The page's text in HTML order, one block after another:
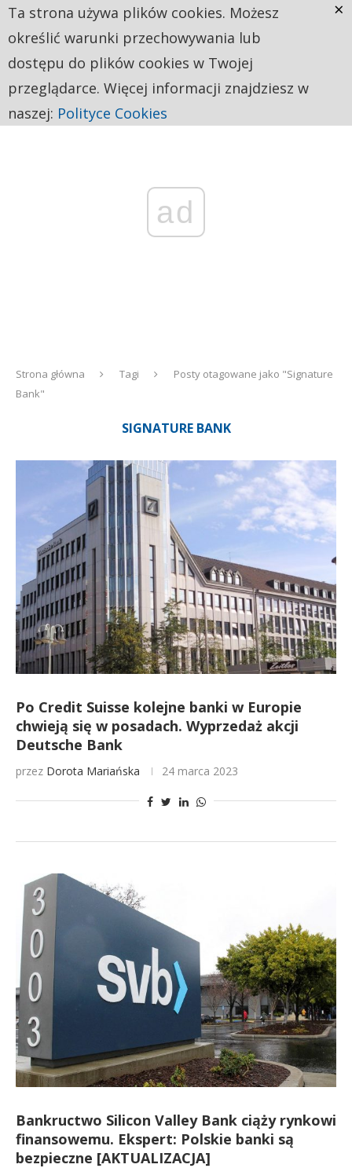
ad
Strona główna Tagi
Posty otagowane jako "Signature
Bank"
SIGNATURE BANK
Po Credit Suisse kolejne banki w Europie
chwieją się w posadach. Wyprzedaż akcji
Deutsche Bank
przez Dorota Mariańska 24 marca 2023
Bankructwo Silicon Valley Bank ciąży rynkowi
finansowemu. Ekspert: Polskie banki są
bezpieczne [AKTUALIZACJA]
Ta strona używa plików cookies. Możesz
określić warunki przechowywania lub
dostępu do plików cookies w Twojej
przeglądarce. Więcej informacji znajdziesz w
naszej: Polityce Cookies
×